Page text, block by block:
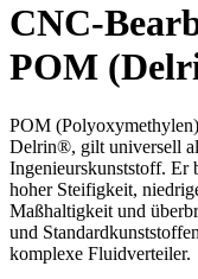
CNC-
POM
POM
Delrin®, gilt universell
Ingenieurskunststoff. Er
hoher Steifigkeit,
Maßhaltigkeit und
und
komplexe Fluidverteiler.